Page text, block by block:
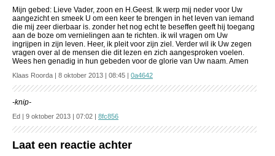
Mijn gebed: Lieve Vader, zoon en H.Geest. Ik werp mij neder voor Uw
aangezicht en smeek U om een keer te brengen in het leven van iemand
die mij zeer dierbaar is. zonder het nog echt te beseffen geeft hij toegang
aan de boze om vernielingen aan te richten. ik wil vragen om Uw
ingrijpen in zijn leven. Heer, ik pleit voor zijn ziel. Verder wil ik Uw zegen
vragen over al de mensen die dit lezen en zich aangesproken voelen.
Wees hen genadig in hun gebeden voor de glorie van Uw naam. Amen
Klaas Roorda | 8 oktober 2013 | 08:45 | 0a4642
-knip-
Ed | 9 oktober 2013 | 07:02 | 8fc856
Laat een reactie achter